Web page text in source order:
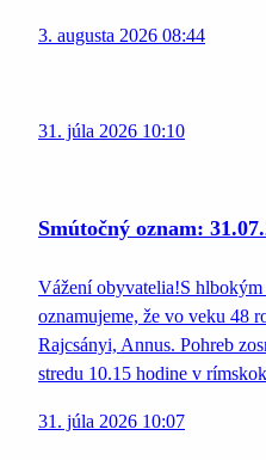
3. augusta 2026 08:44
31. júla 2026 10:10
Smútočný oznam:
Vážení obyvatelia!S
oznamujeme, že vo veku 48
Rajcsányi, Annus. Pohreb
stredu 10.15 hodine v
31. júla 2026 10:07